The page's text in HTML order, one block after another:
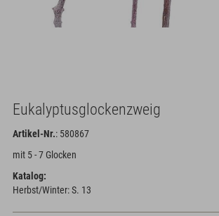
Eukalyptusglockenzweig
Artikel-Nr.: 580867
mit 5 - 7 Glocken
Katalog:
Herbst/Winter: S. 13